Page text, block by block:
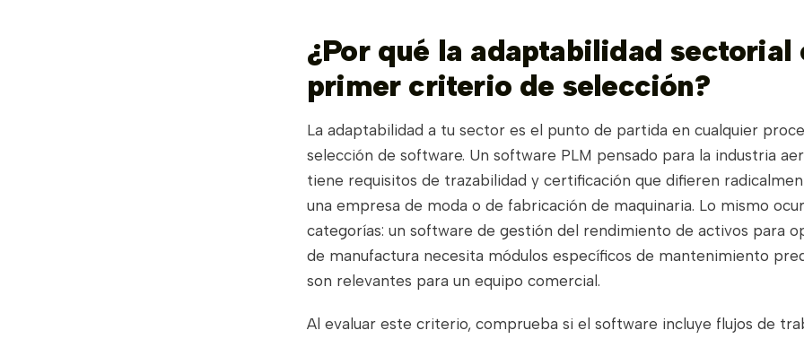
¿Por qué la adaptabilidad sectorial
primer criterio de selección?
La adaptabilidad a tu sector es el punto de partida en cualquier
selección de software. Un software PLM pensado para la industria
tiene requisitos de trazabilidad y certificación que difieren
una empresa de moda o de fabricación de maquinaria. Lo mismo
categorías: un software de gestión del rendimiento de activos para
de manufactura necesita módulos específicos de mantenimiento
son relevantes para un equipo comercial.
Al evaluar este criterio, comprueba si el software incluye flujos de